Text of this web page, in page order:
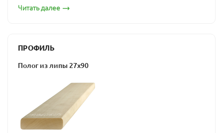
использовании сортов древесины, которые
устойчивостью к влаге и значительным
температурным перепадам,
отсутствием смол в составе (или низким их
содержанием).
Всеми этими свойствами наделена древесина липы. В
компании «ПримаЛес» вы можете купить липовый
полок для сауны, который будет соответствовать всем
Читать далее
ПРОФИЛЬ
Полог из липы 27х90